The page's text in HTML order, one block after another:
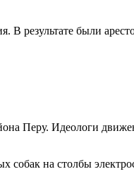
В результате были
Перу. Идеологи
собак на столбы